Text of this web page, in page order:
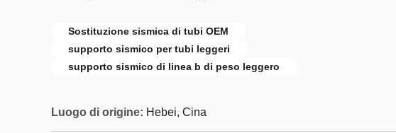
Sostituzione sismica di tubi OEM
supporto sismico per tubi leggeri
supporto sismico di linea b di peso leggero
Luogo di origine: Hebei, Cina